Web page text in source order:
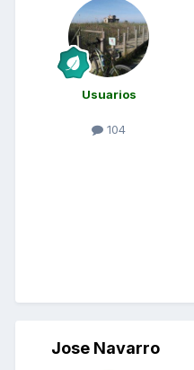
Usuarios
104
Jose Navarro